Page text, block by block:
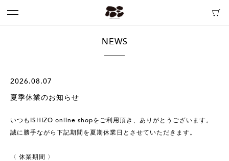
NEWS
2026.08.07
夏季休業のお知らせ
いつもISHIZO online shopをご利用頂き、ありがとうございます。
誠に勝手ながら下記期間を夏期休業日とさせていただきます。
〈 休業期間 〉